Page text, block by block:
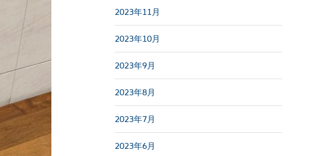
2023年11月
2023年10月
2023年9月
2023年8月
2023年7月
2023年6月